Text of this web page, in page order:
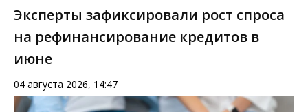
Эксперты зафиксировали рост спроса
на рефинансирование кредитов в
июне
04 августа 2026, 14:47